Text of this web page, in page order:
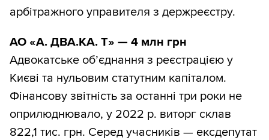
арбітражного управителя з держреєстру.
АО «А. ДВА.КА. Т» — 4 млн грн
Адвокатське об’єднання з реєстрацією у
Києві та нульовим статутним капіталом.
Фінансову звітність за останні три роки не
оприлюднювало, у 2022 р. виторг склав
822,1 тис. грн. Серед учасників — ексдепутат